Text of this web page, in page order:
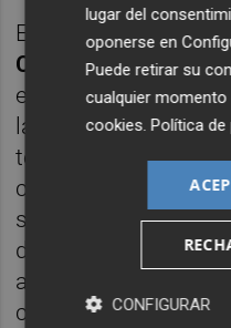
En este sentido, tal
Claramonte,
en un comunicado,
la creación de
tecnologías
ciclo integral del
según ha
desempeño
actividades -mayor
compensación de la
lugar del
oponerse en
Puede retirar su
cualquier
cookies.Política de
CONFIGURAR